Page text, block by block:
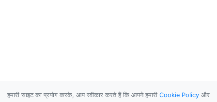
हमारी साइट का प्रयोग करके, आप स्वीकार करते हैं कि आपने हमारी Cookie Policy और